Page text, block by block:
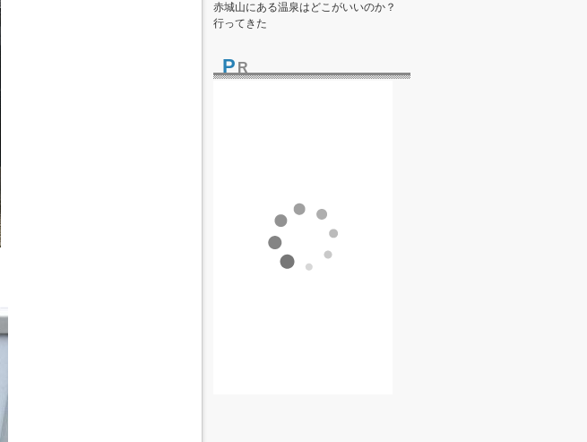
赤城山にある温泉はどこがいいのか？
行ってきた
P R